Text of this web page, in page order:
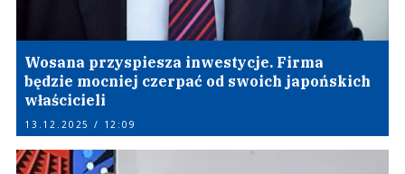
Wosana przyspiesza inwestycje. Firma
będzie mocniej czerpać od swoich japońskich
właścicieli
13.12.2025 / 12:09